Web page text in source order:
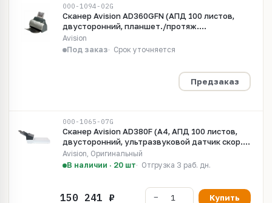
000-1094-02G
Сканер Avision AD360GFN (АПД 100 листов,
двусторонний, планшет./протяж.
ультразвуковой датчик, сеть скор. 80/80)
LED/CIS
Avision
Под заказ
Срок уточняется
Предзаказ
000-1065-07G
Сканер Avision AD380F (А4, АПД 100 листов,
двусторонний, ультразвуковой датчик скор.
80/160) LED
Avision, Оригинальный
В наличии · 20 шт
Отгрузка 3 раб. дн.
Купить